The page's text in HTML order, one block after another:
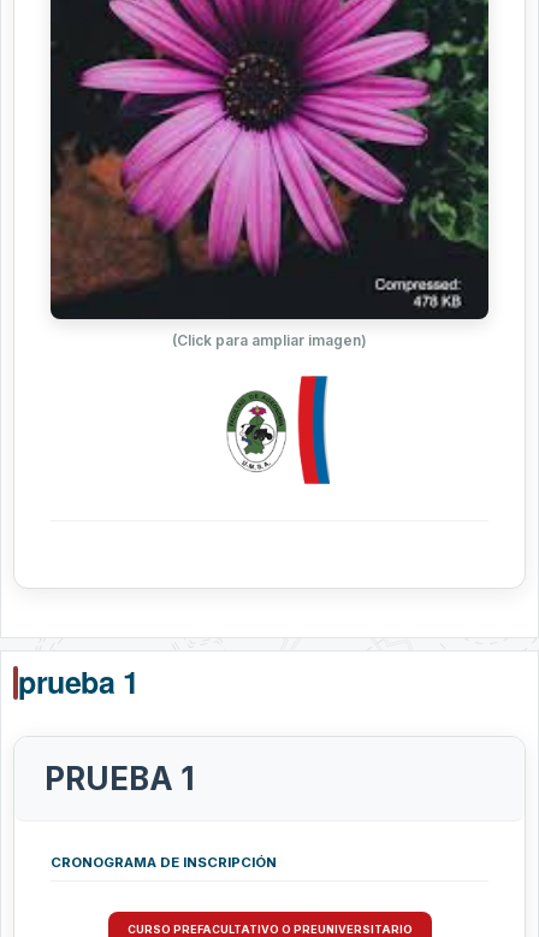
(Click para ampliar imagen)
prueba 1
PRUEBA 1
CURSO PREFACULTATIVO O PREUNIVERSITARIO
CRONOGRAMA DE INSCRIPCIÓN